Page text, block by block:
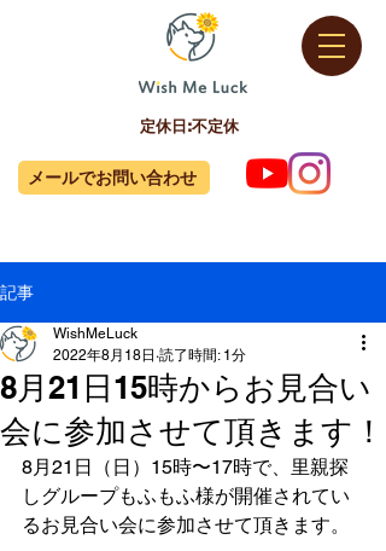
定休日:不定休
メールでお問い合わせ
記事
8月21日15時からお見合い
会に参加させて頂きます！
WishMeLuck
2022年8月18日 読了時間: 1分
8月21日（日）15時〜17時で、里親探
しグループもふもふ様が開催されてい
るお見合い会に参加させて頂きます。